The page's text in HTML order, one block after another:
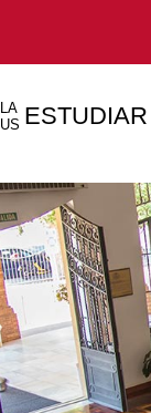
LA
US ESTUDIAR